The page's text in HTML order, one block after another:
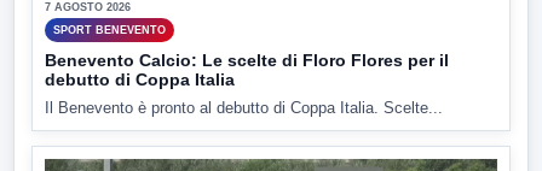
7 AGOSTO 2026
SPORT BENEVENTO
Benevento Calcio: Le scelte di Floro Flores per il
debutto di Coppa Italia
Il Benevento è pronto al debutto di Coppa Italia. Scelte...